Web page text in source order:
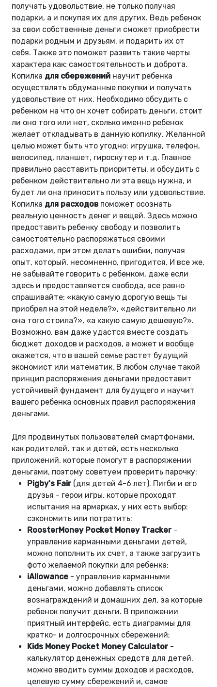
получать удовольствие, не только получая
подарки, а и покупая их для других. Ведь ребенок
за свои собственные деньги сможет приобрести
подарки родным и друзьям, и подарить их от
себя. Также это поможет развить такие черты
характера как: самостоятельность и доброта.
Копилка для сбережений научит ребенка
осуществлять обдуманные покупки и получать
удовольствие от них. Необходимо обсудить с
ребенком на что он хочет собирать деньги, стоит
ли оно того или нет, сколько именно ребенок
желает откладывать в данную копилку. Желанной
целью может быть что угодно: игрушка, телефон,
велосипед, планшет, гироскутер и т.д. Главное
правильно расставить приоритеты, и обсудить с
ребенком действительно ли эта вещь нужна, и
будет ли она приносить пользу или удовольствие.
Копилка для расходов поможет осознать
реальную ценность денег и вещей. Здесь можно
предоставить ребенку свободу и позволить
самостоятельно распоряжаться своими
расходами, при этом делать ошибки, получая
опыт, который, несомненно, пригодится. И все же,
не забывайте говорить с ребенком, даже если
здесь и предоставляется свобода, все равно
спрашивайте: «какую самую дорогую вещь ты
приобрел на этой неделе?», «действительно ли
она того стоила?», «а какую самую дешевую?».
Возможно, вам даже удастся вместе создать
бюджет доходов и расходов, а может и вообще
окажется, что в вашей семье растет будущий
экономист или математик. В любом случае такой
принцип распоряжения деньгами предоставит
устойчивый фундамент для будущего и научит
вашего ребенка основных правил распоряжения
деньгами.
Для продвинутых пользователей смартфонами,
как родителей, так и детей, есть несколько
приложений, которые помогут в распоряжении
деньгами, поэтому советуем проверить парочку:
Pigby's Fair(для детей 4-6 лет). Пигби и его
друзья - герои игры, которые проходят
испытания на ярмарках, у них есть выбор:
сэкономить или потратить;
RoosterMoney Pocket Money Tracker-
управление карманными деньгами детей,
можно пополнить их счет, а также загрузить
фото желаемой покупки для ребенка;
iAllowance - управление карманными
деньгами, можно добавлять список
вознаграждений и домашних дел, за которые
ребенок получит деньги. В приложении
приятный интерфейс, есть диаграммы для
кратко- и долгосрочных сбережений;
Kids Money Pocket Money Calculator-
калькулятор денежных средств для детей,
можно вводить суммы доходов и расходов,
целевую сумму сбережений и, самое